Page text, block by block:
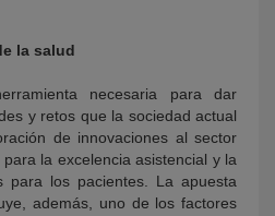
la salud
necesaria para dar
y retos que la sociedad actual
de innovaciones al sector
la excelencia asistencial y la
para los pacientes. La apuesta
además, uno de los factores